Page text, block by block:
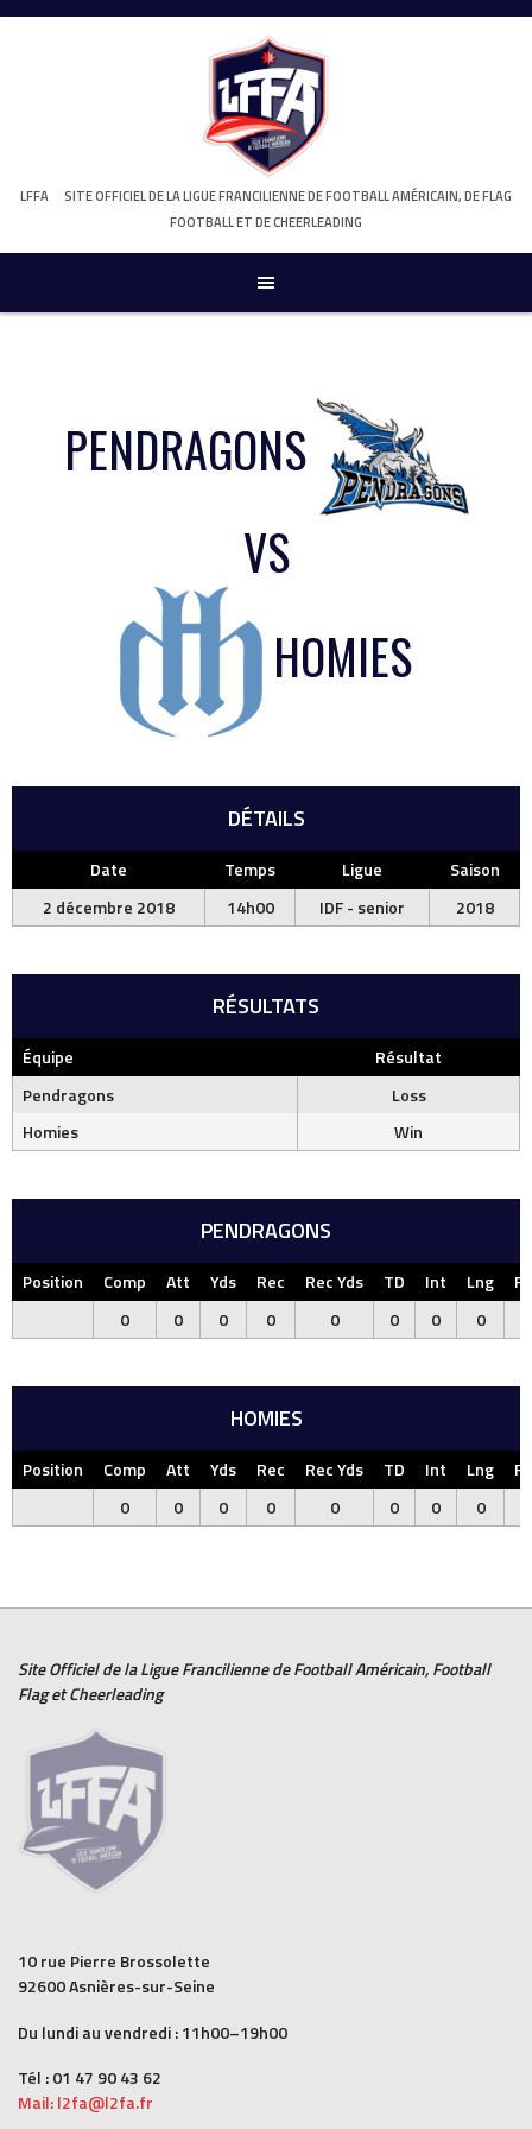
Skip
LFFA
SITE OFFICIEL DE LA LIGUE FRANCILIENNE DE FOOTBALL AMÉRICAIN, DE FLAG
FOOTBALL ET DE CHEERLEADING
PENDRAGONS
VS
HOMIES
DÉTAILS
Date Temps Ligue
Saison
2 décembre 2018
14h00 IDF - senior 2018
RÉSULTATS
Équipe
Résultat
Pendragons
Loss
Homies
Win
PENDRAGONS
Position Comp Att Yds Rec Rec Yds TD Int Lng
0
0 0 0 0 0 0 0
HOMIES
Position Comp Att Yds Rec Rec Yds TD Int Lng
0
0 0 0 0 0 0 0
Site Officiel de la Ligue Francilienne deFootball Américain,Football
FlagetCheerleading
10 rue Pierre Brossolette
92600 Asnières-sur-Seine
Du lundi au vendredi : 11h00–19h00
Tél : 01 47 90 43 62
Mail: l2fa@l2fa.fr